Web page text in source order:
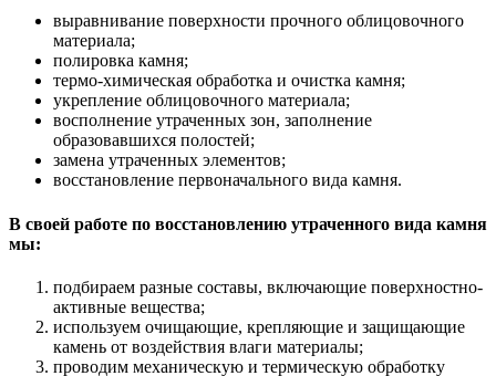
выравнивание поверхности прочного облицовочного
материала;
полировка камня;
термо-химическая обработка и очистка камня;
укрепление облицовочного материала;
восполнение утраченных зон, заполнение
образовавшихся полостей;
замена утраченных элементов;
восстановление первоначального вида камня.
В своей работе по восстановлению утраченного вида камня
мы:
подбираем разные составы, включающие поверхностно-
активные вещества;
используем очищающие, крепляющие и защищающие
камень от воздействия влаги материалы;
проводим механическую и термическую обработку